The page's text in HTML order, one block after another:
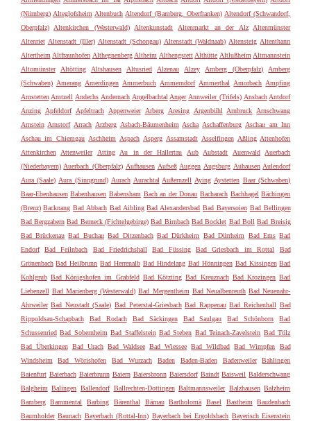
(Nürnberg) Alteglofsheim Altenbuch Altendorf (Bamberg, Oberfranken) Altendorf (Schwandorf,
Oberpfalz)
Altenkirchen (Westerwald) Altenkunstadt Altenmarkt an der Alz
Altenmünster
Altenriet Altenstadt (Iller) Altenstadt (Schongau) Altenstadt (Waldnaab) Altensteig Altenthann
Altertheim Altfraunhofen Althegnenberg Altheim Althengstett Althütte Altlußheim Altmannstein
Altomünster
Altötting Altshausen Altusried Alzenau Alzey Amberg (Oberpfalz)
Amberg
(Schwaben) Amerang Amerdingen Ammerbuch Ammerndorf Ammerthal Amorbach Ampfing
Amstetten Amtzell Andechs Andernach Angelbachtal Anger Annweiler (Trifels) Ansbach Antdorf
Anzing
Apfeldorf Apfeltrach Appenweier Arberg Aresing Argenbühl Arnbruck
Arnschwang
Arnstein Arnstorf Arrach Arzberg Asbach-Bäumenheim Ascha Aschaffenburg Aschau am Inn
Aschau im Chiemgau Aschheim Aspach Asperg Assamstadt Asselfingen Aßling Attenhofen
Attenkirchen
Attenweiler Atting Au in der Hallertau Aub Aubstadt Auenwald
Auerbach
(Niederbayern) Auerbach (Oberpfalz) Aufhausen Aufseß Auggen Augsburg Auhausen Aulendorf
Aura (Saale) Aura (Sinngrund) Aurach Aurachtal Außernzell Aying Aystetten Baar (Schwaben)
Baar-Ebenhausen Babenhausen Babensham Bach an der Donau Bacharach Bachhagel Bächingen
(Brenz) Backnang Bad Abbach Bad Aibling Bad Alexandersbad Bad Bayersoien Bad Bellingen
Bad Bergzabern Bad Berneck (Fichtelgebirge) Bad Birnbach Bad Bocklet Bad Boll Bad Breisig
Bad Brückenau Bad Buchau Bad Ditzenbach Bad Dürkheim Bad Dürrheim Bad Ems Bad
Endorf
Bad Feilnbach Bad Friedrichshall Bad Füssing Bad Griesbach im Rottal
Bad
Grönenbach Bad Heilbrunn Bad Herrenalb Bad Hindelang Bad Hönningen Bad Kissingen Bad
Kohlgrub Bad Königshofen im Grabfeld Bad Kötzting Bad Kreuznach Bad Krozingen Bad
Liebenzell Bad Marienberg (Westerwald) Bad Mergentheim Bad Neualbenreuth Bad Neuenahr-
Ahrweiler Bad Neustadt (Saale) Bad Peterstal-Griesbach Bad Rappenau Bad Reichenhall Bad
Rippoldsau-Schapbach
Bad Rodach Bad Säckingen Bad Saulgau Bad Schönborn
Bad
Schussenried Bad Sobernheim Bad Staffelstein Bad Steben Bad Teinach-Zavelstein Bad Tölz
Bad Überkingen Bad Urach Bad Waldsee Bad Wiessee Bad Wildbad Bad Wimpfen
Bad
Windsheim
Bad Wörishofen Bad Wurzach Baden Baden-Baden Badenweiler
Bahlingen
Baienfurt Baierbach Baierbrunn Baiern Baiersbronn Baiersdorf Baindt Baisweil Balderschwang
Balgheim Balingen Ballendorf Ballrechten-Dottingen Baltmannsweiler Balzhausen Balzheim
Bamberg
Bammental Barbing Bärenthal Bärnau Bartholomä Basel Bastheim
Baudenbach
Baumholder Baunach Bayerbach (Rottal-Inn) Bayerbach bei Ergoldsbach Bayerisch Eisenstein